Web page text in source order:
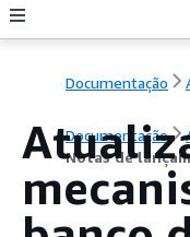
Documentação
Documentação
Notas de